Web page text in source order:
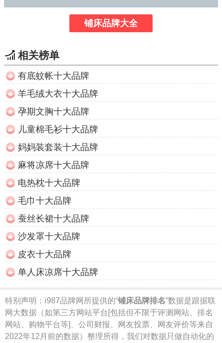
铺床品牌大全
相关榜单
有底蚊帐十大品牌
羊毛绒大衣十大品牌
孕期文胸十大品牌
儿童棉毛衫十大品牌
妈妈装套装十大品牌
麻将凉席十大品牌
电热枕十大品牌
毛巾十大品牌
蚕丝长裙十大品牌
沙发罩十大品牌
皮衣十大品牌
单人床凉席十大品牌
特别声明： i987品牌网所提供的“铺床品牌排名”数据是跟据联
网大数据（如第三方网站平台[包括但不限于评测网站、排名
网站、购物平台等]、公司财报、网友投票、网友评价等来自
2022年12月前的数据）整理所得，我们对数据只做自动化的